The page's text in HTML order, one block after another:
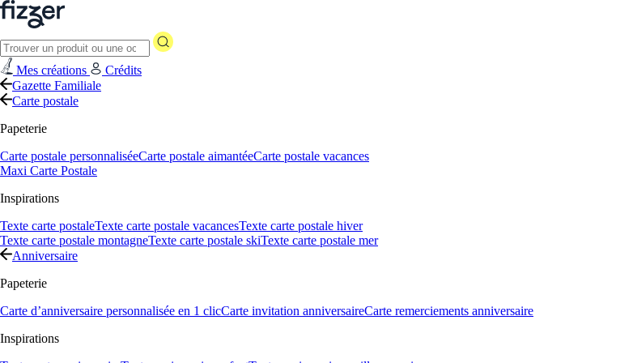
Mes créations
Crédits
Gazette Familiale
Carte postale
Papeterie
Carte postale personnaliséeCarte postale aimantéeCarte postale vacances
Maxi Carte Postale
Inspirations
Texte carte postaleTexte carte postale vacancesTexte carte postale hiver
Texte carte postale montagneTexte carte postale skiTexte carte postale mer
Anniversaire
Papeterie
Carte d’anniversaire personnalisée en 1 clicCarte invitation anniversaireCarte remerciements anniversaire
Inspirations